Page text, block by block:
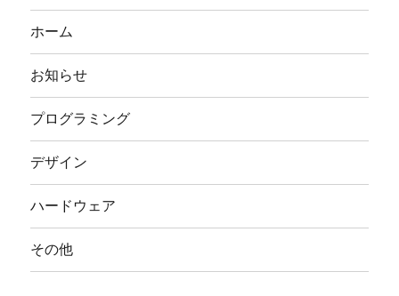
ホーム
お知らせ
プログラミング
デザイン
ハードウェア
その他